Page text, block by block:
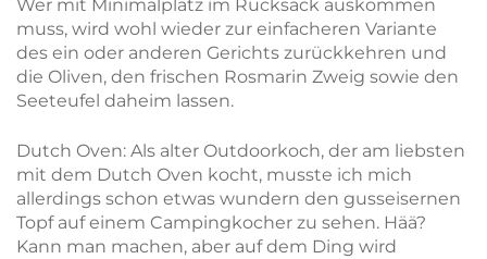
Wer mit Minimalplatz im Rucksack auskommen
muss, wird wohl wieder zur einfacheren Variante
des ein oder anderen Gerichts zurückkehren und
die Oliven, den frischen Rosmarin Zweig sowie den
Seeteufel daheim lassen.
Dutch Oven: Als alter Outdoorkoch, der am liebsten
mit dem Dutch Oven kocht, musste ich mich
allerdings schon etwas wundern den gusseisernen
Topf auf einem Campingkocher zu sehen. Hää?
Kann man machen, aber auf dem Ding wird